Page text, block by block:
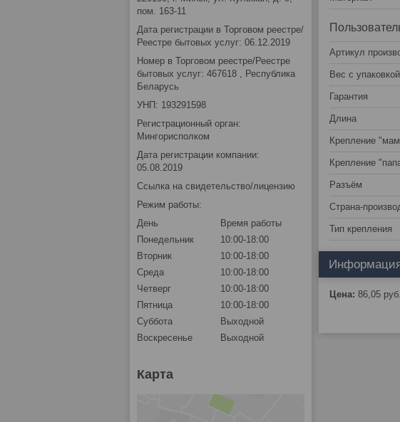
Артикул
Вес с упаковкой
Гарантия
Длина
Крепление
Крепление
Разъём
Страна-
Тип крепления
Цена: 86,05 руб.
пом. 163-11
Дата регистрации в Торговом реестре/
Реестре бытовых услуг: 06.12.2019
Номер в Торговом реестре/Реестре
бытовых услуг: 467618 , Республика
Беларусь
УНП: 193291598
Регистрационный орган:
Мингорисполком
Дата регистрации компании:
05.08.2019
Ссылка на свидетельство/лицензию
Режим работы:
День
Время работы
Понедельник
10:00-18:00
Вторник
10:00-18:00
Среда
10:00-18:00
Четверг
10:00-18:00
Пятница
10:00-18:00
Суббота
Выходной
Воскресенье
Выходной
Карта